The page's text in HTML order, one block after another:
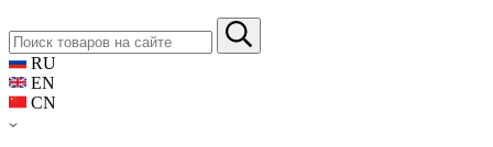
RU
EN
CN